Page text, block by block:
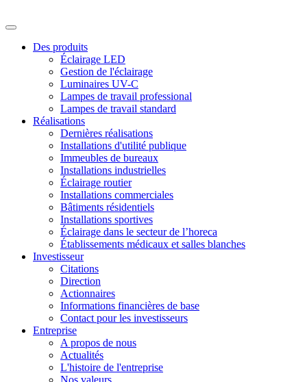
Des produits
Éclairage LED
Gestion de l'éclairage
Luminaires UV-C
Lampes de travail professional
Lampes de travail standard
Réalisations
Dernières réalisations
Installations d'utilité publique
Immeubles de bureaux
Installations industrielles
Éclairage routier
Installations commerciales
Bâtiments résidentiels
Installations sportives
Éclairage dans le secteur de l’horeca
Établissements médicaux et salles blanches
Investisseur
Citations
Direction
Actionnaires
Informations financières de base
Contact pour les investisseurs
Entreprise
A propos de nous
Actualités
L'histoire de l'entreprise
Nos valeurs